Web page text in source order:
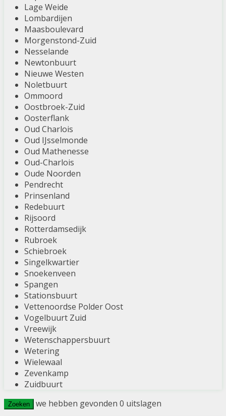
Lage Weide
Lombardijen
Maasboulevard
Morgenstond-Zuid
Nesselande
Newtonbuurt
Nieuwe Westen
Noletbuurt
Ommoord
Oostbroek-Zuid
Oosterflank
Oud Charlois
Oud IJsselmonde
Oud Mathenesse
Oud-Charlois
Oude Noorden
Pendrecht
Prinsenland
Redebuurt
Rijsoord
Rotterdamsedijk
Rubroek
Schiebroek
Singelkwartier
Snoekenveen
Spangen
Stationsbuurt
Vettenoordse Polder Oost
Vogelbuurt Zuid
Vreewijk
Wetenschappersbuurt
Wetering
Wielewaal
Zevenkamp
Zuidbuurt
Zoeken we hebben gevonden 0 uitslagen